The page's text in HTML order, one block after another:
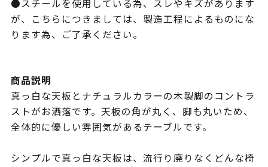
●スチールを使用している為、スレやキズがあります
が、こちらにつきましては、製造工程によるものにな
ります為、ご了承ください。
商品説明
真っ白な天板とナチュラルカラーの木製脚のコントラ
ストがお洒落です。天板の角が丸く、脚も丸いため、
全体的に優しい雰囲気があるテーブルです。
シンプルで真っ白な天板は、流行り廃りなくどんな椅